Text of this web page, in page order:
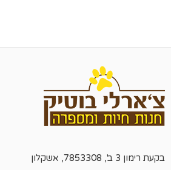
בקעת רימון 3 ב', 7853308, אשקלון